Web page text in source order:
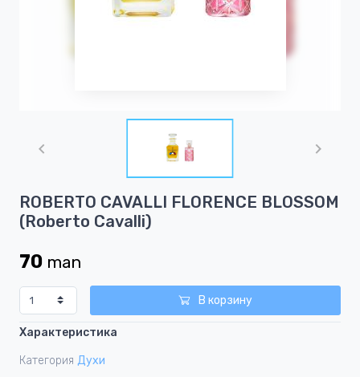
1
of
ROBERTO CAVALLI FLORENCE BLOSSOM
(Roberto Cavalli)
70 man
В корзину
Характеристика
Категория Духи